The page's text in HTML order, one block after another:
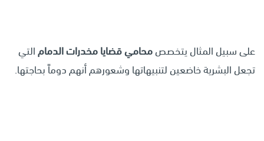
على سبيل المثال يتخصصمحامي قضايا مخدرات الدمامالتي
تجعل البشرية خاضعين لتنبيهاتها وشعورهم أنهم دوماً بحاجتها.